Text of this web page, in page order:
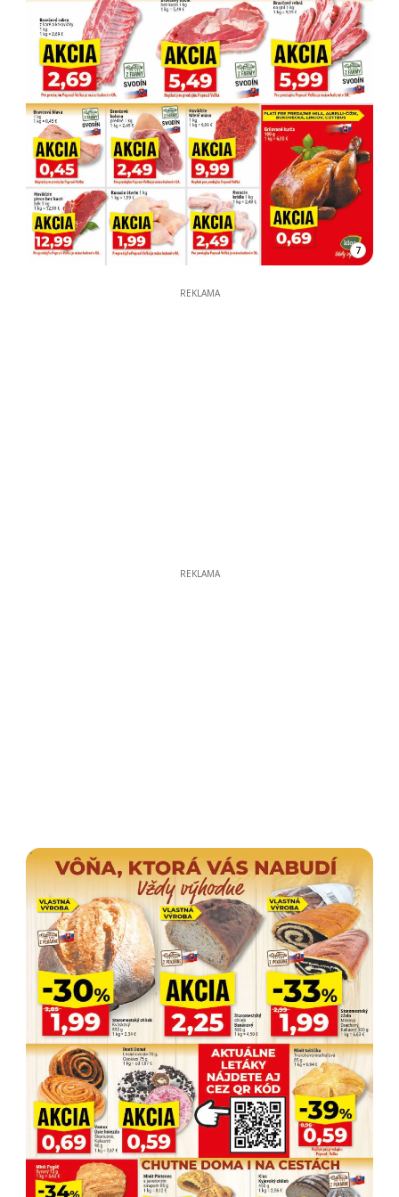
7
REKLAMA
REKLAMA